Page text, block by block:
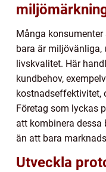
Många
bara är miljövänliga,
livskvalitet. Här
kundbehov,
kostnadseffektivitet,
Företag som lyckas
att kombinera dessa
än att bara
Utveckla